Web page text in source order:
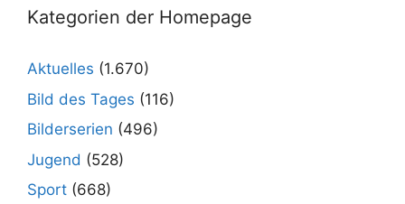
Kategorien der Homepage
Aktuelles (1.670)
Bild des Tages (116)
Bilderserien (496)
Jugend (528)
Sport (668)